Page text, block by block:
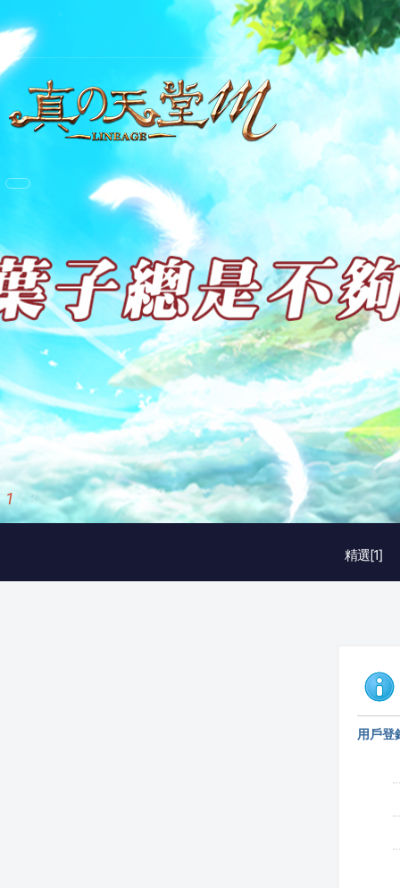
精選[1]
1 / 3
用戶登